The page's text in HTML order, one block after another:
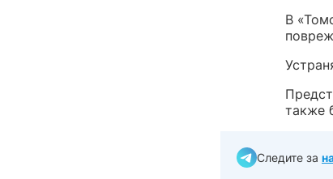
В
также
Следите за